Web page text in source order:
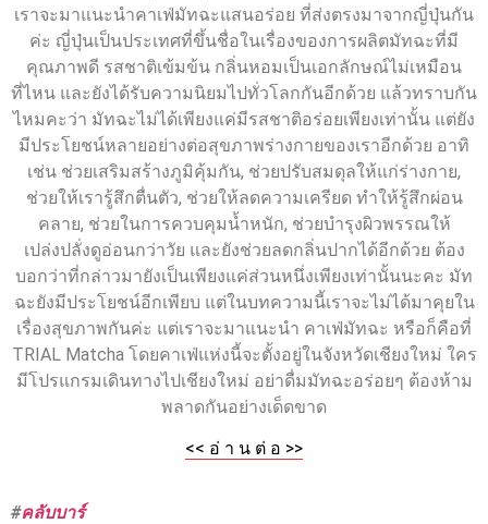
เราจะมาแนะนำคาเฟ่มัทฉะแสนอร่อย ที่ส่งตรงมาจากญี่ปุ่นกัน
ค่ะ ญี่ปุ่นเป็นประเทศที่ขึ้นชื่อในเรื่องของการผลิตมัทฉะที่มี
คุณภาพดี รสชาติเข้มข้น กลิ่นหอมเป็นเอกลักษณ์ไม่เหมือน
ที่ไหน และยังได้รับความนิยมไปทั่วโลกกันอีกด้วย แล้วทราบกัน
ไหมคะว่า มัทฉะไม่ได้เพียงแค่มีรสชาติอร่อยเพียงเท่านั้น แต่ยัง
มีประโยชน์หลายอย่างต่อสุขภาพร่างกายของเราอีกด้วย อาทิ
เช่น ช่วยเสริมสร้างภูมิคุ้มกัน, ช่วยปรับสมดุลให้แก่ร่างกาย,
ช่วยให้เรารู้สึกตื่นตัว, ช่วยให้ลดความเครียด ทำให้รู้สึกผ่อน
คลาย, ช่วยในการควบคุมน้ำหนัก, ช่วยบำรุงผิวพรรณให้
เปล่งปลั่งดูอ่อนกว่าวัย และยังช่วยลดกลิ่นปากได้อีกด้วย ต้อง
บอกว่าที่กล่าวมายังเป็นเพียงแค่ส่วนหนึ่งเพียงเท่านั้นนะคะ มัท
ฉะยังมีประโยชน์อีกเพียบ แต่ในบทความนี้เราจะไม่ได้มาคุยใน
เรื่องสุขภาพกันค่ะ แต่เราจะมาแนะนำ คาเฟ่มัทฉะ หรือก็คือที่
TRIAL Matcha โดยคาเฟ่แห่งนี้จะตั้งอยู่ในจังหวัดเชียงใหม่ ใคร
มีโปรแกรมเดินทางไปเชียงใหม่ อย่าดื่มมัทฉะอร่อยๆ ต้องห้าม
พลาดกันอย่างเด็ดขาด
<< อ่ า น ต่ อ >>
#คลับบาร์